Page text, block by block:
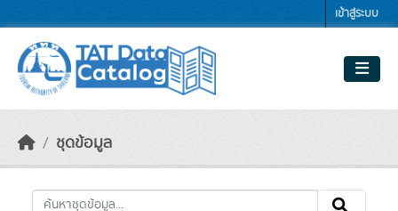
เข้าสู่ระบบ
ชุดข้อมูล